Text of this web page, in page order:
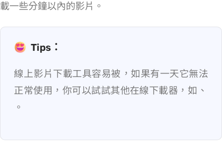
載一些 30 分鐘以內的影片。
Tips：
線上 Vimeo 影片下載工具容易被 Ban，如果有一天它無法
正常使用，你可以試試其他在線下載器，如 、
。